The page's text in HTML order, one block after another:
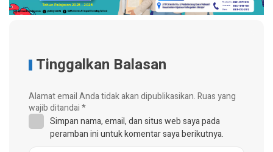
Tinggalkan Balasan
Alamat email Anda tidak akan dipublikasikan.Ruas yang
wajib ditandai*
Simpan nama, email, dan situs web saya pada
peramban ini untuk komentar saya berikutnya.